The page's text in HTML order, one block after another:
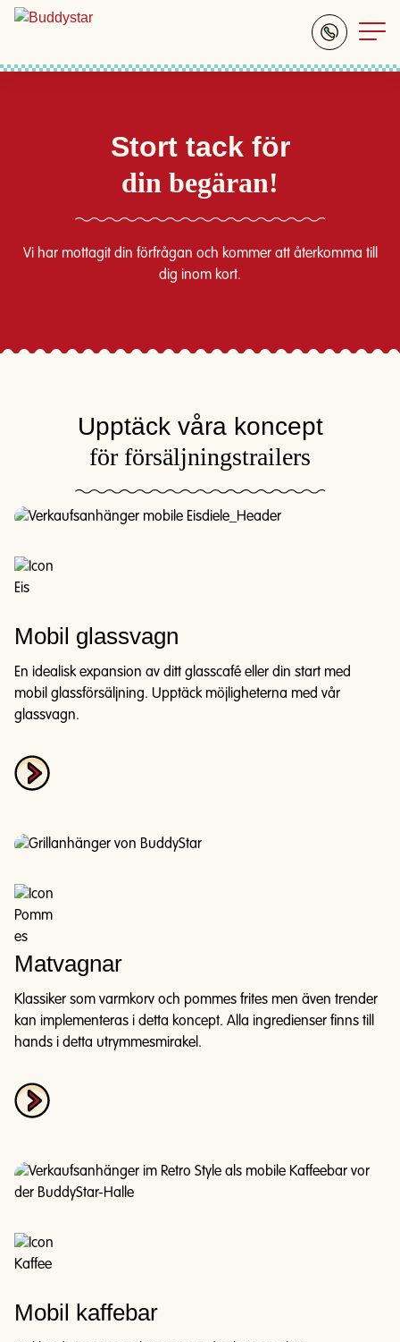
Stort tack för
din begäran!
Vi har mottagit din förfrågan och kommer att återkomma till
dig inom kort.
Upptäck våra koncept
för försäljningstrailers
Mobil glassvagn
En idealisk expansion av ditt glasscafé eller din start med
mobil glassförsäljning. Upptäck möjligheterna med vår
glassvagn.
Matvagnar
Klassiker som varmkorv och pommes frites men även trender
kan implementeras i detta koncept. Alla ingredienser finns till
hands i detta utrymmesmirakel.
Mobil kaffebar